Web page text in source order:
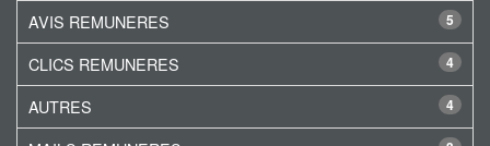
5
AVIS REMUNERES
4
CLICS REMUNERES
4
AUTRES